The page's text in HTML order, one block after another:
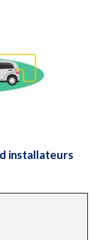
installateurs